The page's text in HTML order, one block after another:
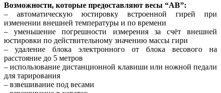
Возможности, которые предоставляют весы “АВ”:
– автоматическую юстировку встроенной гирей при
изменении внешней температуры и по времени
– уменьшение погрешности измерения за счёт внешней
юстировки по действительному значению массы гири
– удаление блока электронного от блока весового на
расстояние до 5 метров
– использование дистанционной клавиши или ножной педали
для тарирования
– взвешивание под весами